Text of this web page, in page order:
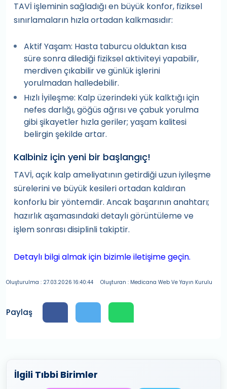
TAVİ işleminin sağladığı en büyük konfor, fiziksel
sınırlamaların hızla ortadan kalkmasıdır:
Aktif Yaşam: Hasta taburcu olduktan kısa
süre sonra dilediği fiziksel aktiviteyi yapabilir,
merdiven çıkabilir ve günlük işlerini
yorulmadan halledebilir.
Hızlı İyileşme: Kalp üzerindeki yük kalktığı için
nefes darlığı, göğüs ağrısı ve çabuk yorulma
gibi şikayetler hızla geriler; yaşam kalitesi
belirgin şekilde artar.
Kalbiniz için yeni bir başlangıç!
TAVİ, açık kalp ameliyatının getirdiği uzun iyileşme
sürelerini ve büyük kesileri ortadan kaldıran
konforlu bir yöntemdir. Ancak başarının anahtarı;
hazırlık aşamasındaki detaylı görüntüleme ve
işlem sonrası disiplinli takiptir.
Detaylı bilgi almak için bizimle iletişime geçin.
Oluşturulma : 27.03.2026 16:40:44 Oluşturan : Medicana Web Ve Yayın Kurulu
Paylaş
İlgili Tıbbi Birimler